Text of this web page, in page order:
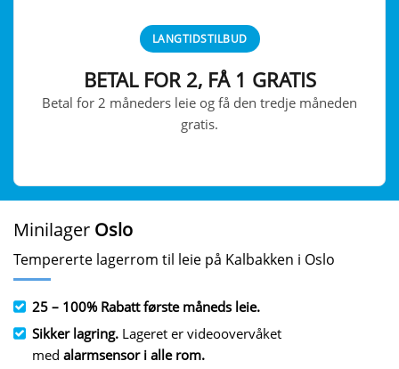
LANGTIDSTILBUD
BETAL FOR 2, FÅ 1 GRATIS
Betal for 2 måneders leie og få den tredje måneden
gratis.
Minilager Oslo
Tempererte lagerrom til leie på Kalbakken i Oslo
25 – 100% Rabatt første måneds leie.
Sikker lagring. Lageret er videoovervåket
med alarmsensor i alle rom.